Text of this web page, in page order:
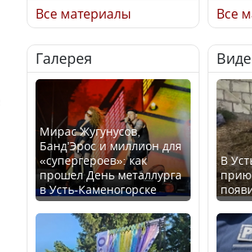
Казахстан возглавил
рейтинг благополучия
среди стран Центральной
Азии
Будут ли представлены
интересы регионов в
Курултае?
Все материалы
В РФ
делу
В
Все
Галерея
Мирас Жугунусов,
Банд’Эрос и миллион для
«супергероев»: как
прошел День металлурга
в Усть-Каменогорске
В